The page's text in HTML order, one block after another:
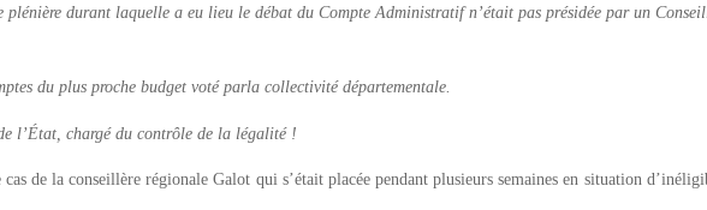
plénière durant laquelle a eu lieu le débat du Compte Administratif n’était pas présidée par un
du plus proche budget voté parla collectivité départementale.
l’État, chargé du contrôle de la légalité !
de la conseillère régionale Galot qui s’était placée pendant plusieurs semaines en situation